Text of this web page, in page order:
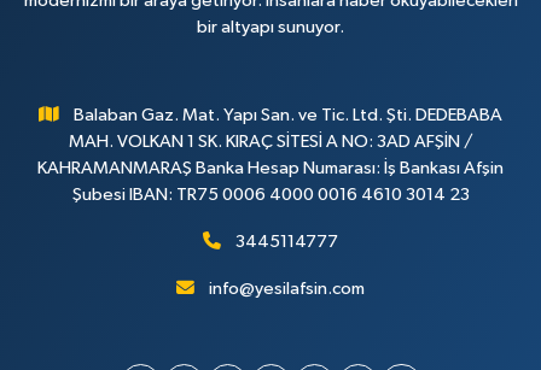
bir altyapı sunuyor.
Balaban Gaz. Mat. Yapı San. ve Tic. Ltd. Şti. DEDEBABA
MAH. VOLKAN 1 SK. KIRAÇ SİTESİ A NO: 3AD AFŞİN /
KAHRAMANMARAŞ Banka Hesap Numarası: İş Bankası Afşin
Şubesi IBAN: TR75 0006 4000 0016 4610 3014 23
3445114777
info@yesilafsin.com